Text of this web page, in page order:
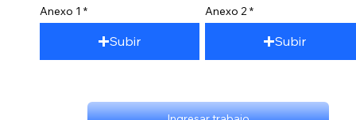
Anexo 1
Subir
Anexo 2
Subir